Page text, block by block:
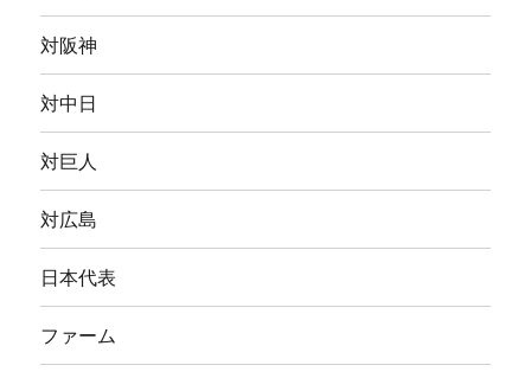
対阪神
対中日
対巨人
対広島
日本代表
ファーム